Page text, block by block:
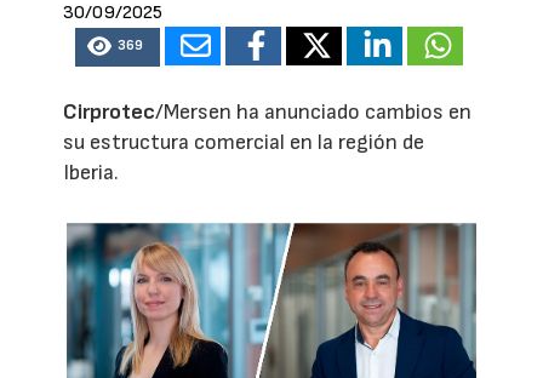
30/09/2025
369
Cirprotec/Mersen ha anunciado cambios en
su estructura comercial en la región de
Iberia.